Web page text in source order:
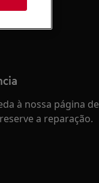
à nossa página de
a reparação.